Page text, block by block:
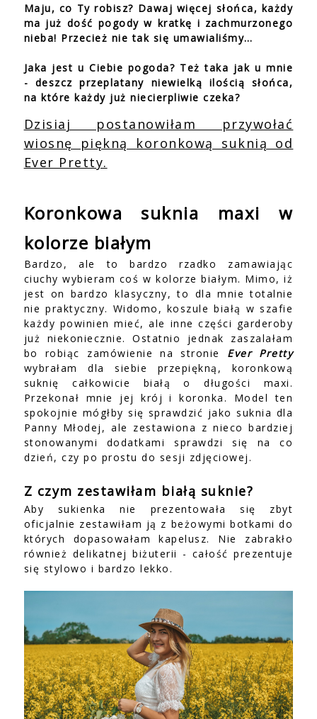
Maju, co Ty robisz? Dawaj więcej słońca, każdy
ma już dość pogody w kratkę i zachmurzonego
nieba! Przecież nie tak się umawialiśmy…
Jaka jest u Ciebie pogoda? Też taka jak u mnie
- deszcz przeplatany niewielką ilością słońca,
na które każdy już niecierpliwie czeka?
Dzisiaj postanowiłam przywołać
wiosnę piękną koronkową suknią od
Ever Pretty.
Koronkowa suknia maxi w
kolorze białym
Bardzo, ale to bardzo rzadko zamawiając
ciuchy wybieram coś w kolorze białym. Mimo, iż
jest on bardzo klasyczny, to dla mnie totalnie
nie praktyczny. Widomo, koszule białą w szafie
każdy powinien mieć, ale inne części garderoby
już niekoniecznie. Ostatnio jednak zaszalałam
bo robiąc zamówienie na stronie Ever Pretty
wybrałam dla siebie przepiękną, koronkową
suknię całkowicie białą o długości maxi.
Przekonał mnie jej krój i koronka. Model ten
spokojnie mógłby się sprawdzić jako suknia dla
Panny Młodej, ale zestawiona z nieco bardziej
stonowanymi dodatkami sprawdzi się na co
dzień, czy po prostu do sesji zdjęciowej.
Z czym zestawiłam białą suknie?
Aby sukienka nie prezentowała się zbyt
oficjalnie zestawiłam ją z beżowymi botkami do
których dopasowałam kapelusz. Nie zabrakło
również delikatnej biżuterii - całość prezentuje
się stylowo i bardzo lekko.